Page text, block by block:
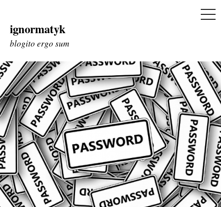
Skip
to
ignormatyk
blogito ergo sum